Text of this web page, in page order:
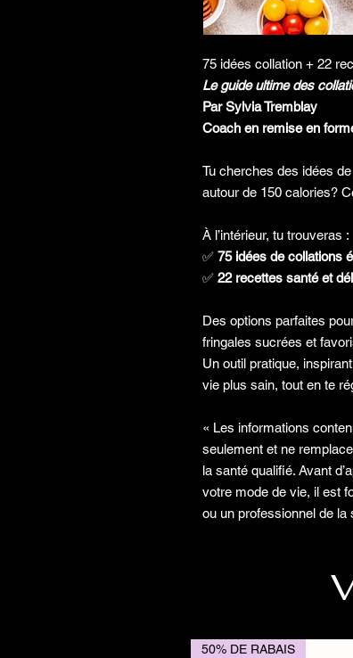
75 idées collation + 22
Le guide ultime des
Par Sylvia Tremblay
Coach en remise en
Tu cherches des idées
autour de 150 calories?
À l’intérieur, tu trouveras :
✅ 75 idées de collations
✅ 22 recettes santé et
Des options parfaites
fringales sucrées et
Un outil pratique,
vie plus sain, tout en te
« Les informations
seulement et ne
la santé qualifié. Avant
votre mode de vie, il est
ou un professionnel de la
50% DE RABAIS